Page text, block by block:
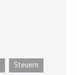
Steuern